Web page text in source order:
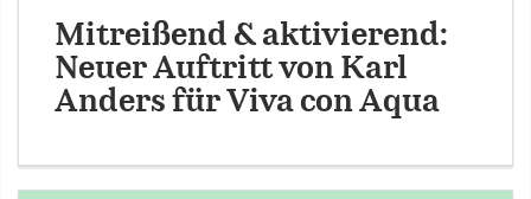
Mitreißend & aktivierend:
Neuer Auftritt von Karl
Anders für Viva con Aqua